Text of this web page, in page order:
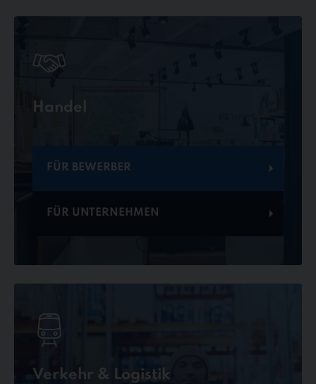
Handel
FÜR BEWERBER
FÜR UNTERNEHMEN
Verkehr & Logistik